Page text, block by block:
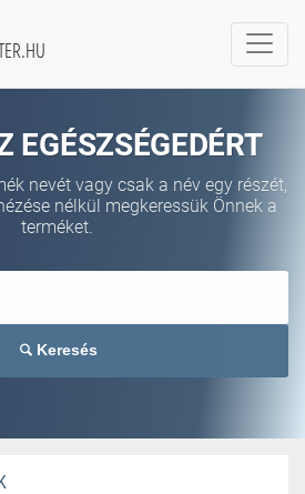
EGÉSZSÉGEDÉRT
nevét vagy csak a név egy részét,
nélkül megkeressük Önnek a
terméket.
Keresés